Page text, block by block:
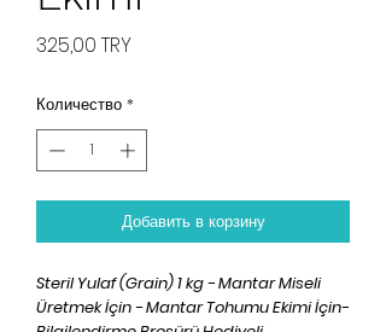
325,00 TRYЦена
Количество *
Добавить в корзину
Steril Yulaf (Grain) 1 kg - Mantar Miseli
Üretmek İçin - Mantar Tohumu Ekimi İçin-